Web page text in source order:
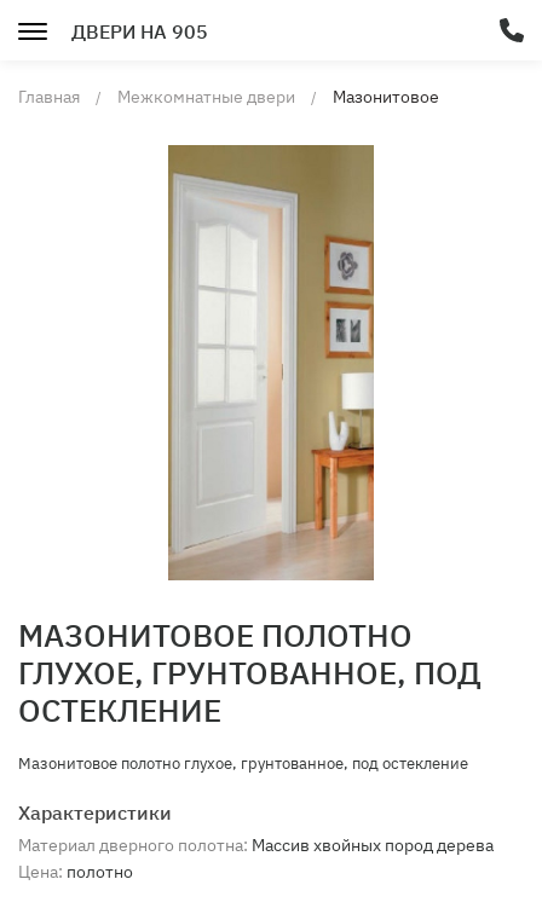
ДВЕРИ НА 905
Главная Межкомнатные двери
Мазонитовое
грунтованное, под
МАЗОНИТОВОЕ ПОЛОТНО
ГЛУХОЕ, ГРУНТОВАННОЕ, ПОД
ОСТЕКЛЕНИЕ
Мазонитовое полотно глухое, грунтованное, под остекление
Характеристики
Материал дверного полотна: Массив хвойных пород дерева
Цена: полотно